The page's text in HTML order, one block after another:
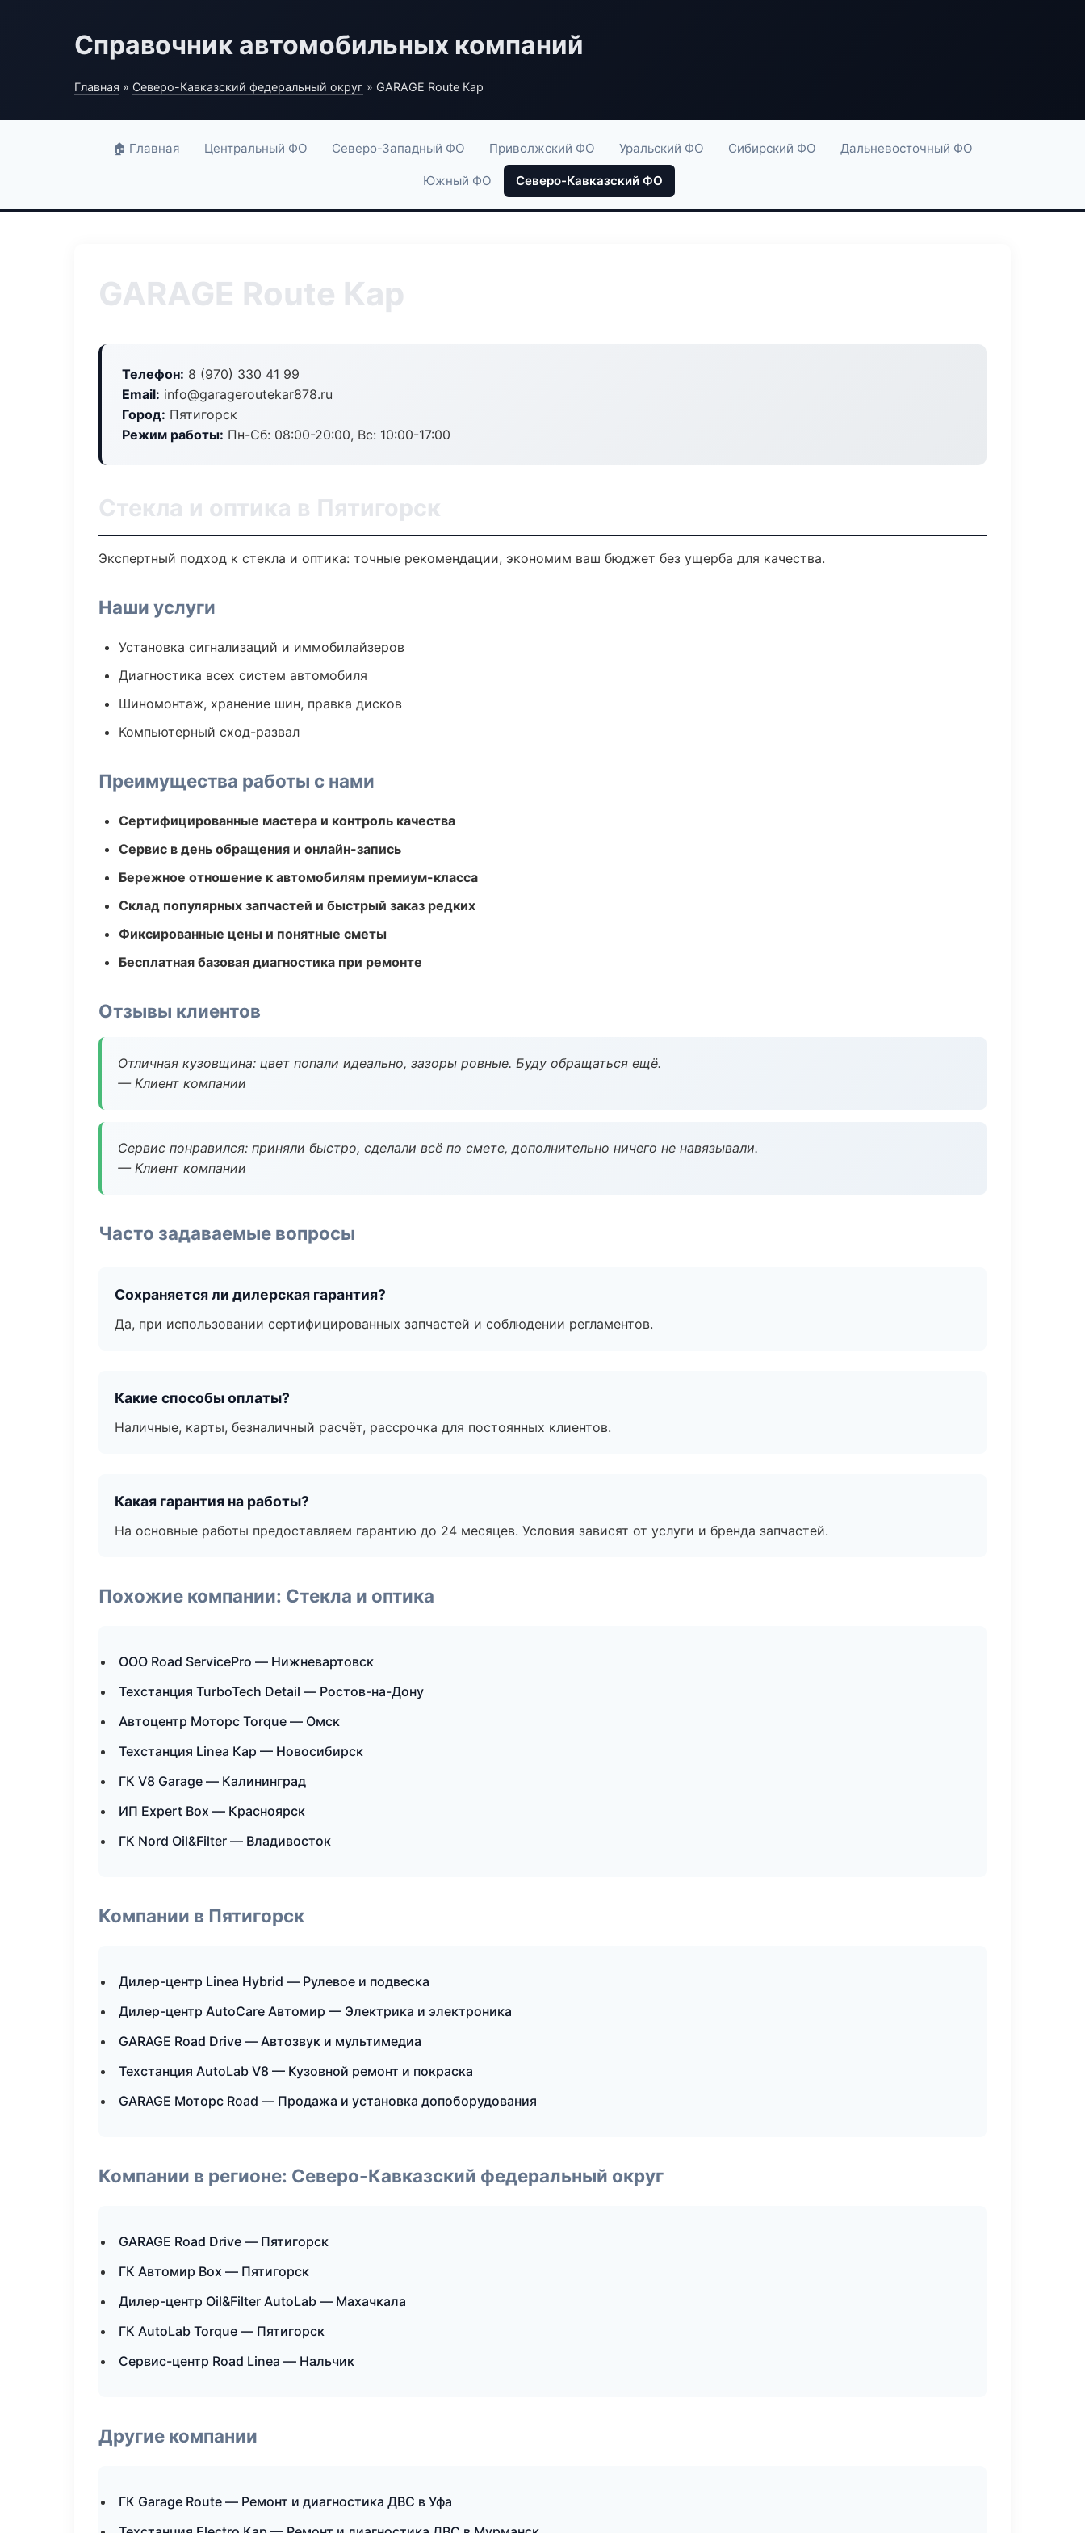
Справочник автомобильных компаний
Главная » Северо-Кавказский федеральный округ » GARAGE Route Кар
🏠 Главная Центральный ФО Северо-Западный ФО Приволжский ФО Уральский ФО Сибирский ФО Дальневосточный ФО
Южный ФО Северо-Кавказский ФО
GARAGE Route Кар
Телефон: 8 (970) 330 41 99
Email: info@garageroutekar878.ru
Город: Пятигорск
Режим работы: Пн-Сб: 08:00-20:00, Вс: 10:00-17:00
Стекла и оптика в Пятигорск
Экспертный подход к стекла и оптика: точные рекомендации, экономим ваш бюджет без ущерба для качества.
Наши услуги
Установка сигнализаций и иммобилайзеров
Диагностика всех систем автомобиля
Шиномонтаж, хранение шин, правка дисков
Компьютерный сход-развал
Преимущества работы с нами
Сертифицированные мастера и контроль качества
Сервис в день обращения и онлайн-запись
Бережное отношение к автомобилям премиум-класса
Склад популярных запчастей и быстрый заказ редких
Фиксированные цены и понятные сметы
Бесплатная базовая диагностика при ремонте
Отзывы клиентов
Отличная кузовщина: цвет попали идеально, зазоры ровные. Буду обращаться ещё.
— Клиент компании
Сервис понравился: приняли быстро, сделали всё по смете, дополнительно ничего не навязывали.
— Клиент компании
Часто задаваемые вопросы
Сохраняется ли дилерская гарантия?
Да, при использовании сертифицированных запчастей и соблюдении регламентов.
Какие способы оплаты?
Наличные, карты, безналичный расчёт, рассрочка для постоянных клиентов.
Какая гарантия на работы?
На основные работы предоставляем гарантию до 24 месяцев. Условия зависят от услуги и бренда запчастей.
Похожие компании: Стекла и оптика
ООО Road ServicePro — Нижневартовск
Техстанция TurboTech Detail — Ростов-на-Дону
Автоцентр Моторс Torque — Омск
Техстанция Linea Кар — Новосибирск
ГК V8 Garage — Калининград
ИП Expert Box — Красноярск
ГК Nord Oil&Filter — Владивосток
Компании в Пятигорск
Дилер-центр Linea Hybrid — Рулевое и подвеска
Дилер-центр AutoCare Автомир — Электрика и электроника
GARAGE Road Drive — Автозвук и мультимедиа
Техстанция AutoLab V8 — Кузовной ремонт и покраска
GARAGE Моторс Road — Продажа и установка допоборудования
Компании в регионе: Северо-Кавказский федеральный округ
GARAGE Road Drive — Пятигорск
ГК Автомир Box — Пятигорск
Дилер-центр Oil&Filter AutoLab — Махачкала
ГК AutoLab Torque — Пятигорск
Сервис-центр Road Linea — Нальчик
Другие компании
ГК Garage Route — Ремонт и диагностика ДВС в Уфа